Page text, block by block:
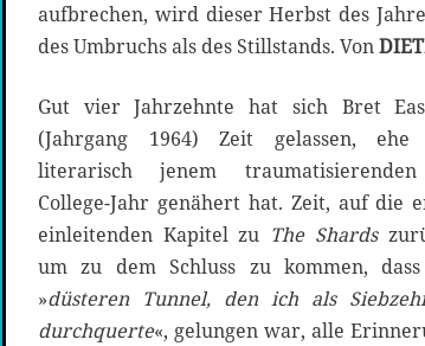
aufbrechen, wird dieser Herbst des
des Umbruchs als des Stillstands. Von
Gut vier Jahrzehnte hat sich Bret
(Jahrgang 1964) Zeit gelassen,
literarisch jenem
College-Jahr genähert hat. Zeit, auf die
einleitenden Kapitel zu The Shards
um zu dem Schluss zu kommen,
»düsteren Tunnel, den ich als
durchquerte«, gelungen war, alle